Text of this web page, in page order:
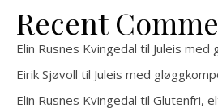
Recent
Elin Rusnes Kvingedal til Juleis med
Eirik Sjøvoll til Juleis med
Elin Rusnes Kvingedal til Glutenfri,